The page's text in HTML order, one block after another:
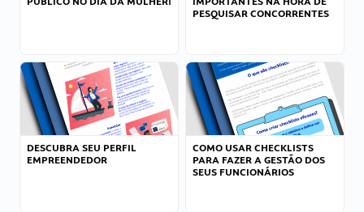
PESQUISAR CONCORRENTES
DESCUBRA SEU PERFIL
EMPREENDEDOR
COMO USAR CHECKLISTS
PARA FAZER A GESTÃO DOS
SEUS FUNCIONÁRIOS